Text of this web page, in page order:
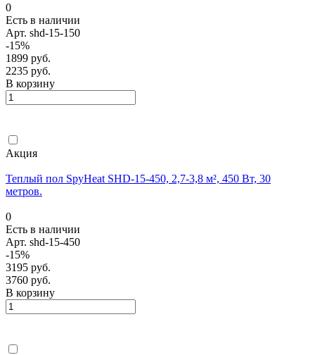
0
Есть в наличии
Арт. shd-15-150
-15%
1899 руб.
2235 руб.
В корзину
Акция
Теплый пол SpyHeat SHD-15-450, 2,7-3,8 м², 450 Вт, 30
метров.
0
Есть в наличии
Арт. shd-15-450
-15%
3195 руб.
3760 руб.
В корзину